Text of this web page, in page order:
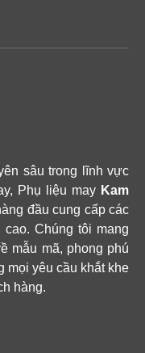
sâu trong lĩnh vực
Phụ liệu may Kam
đầu cung cấp các
Chúng tôi mang
mẫu mã, phong phú
mọi yêu cầu khắt khe
hàng.